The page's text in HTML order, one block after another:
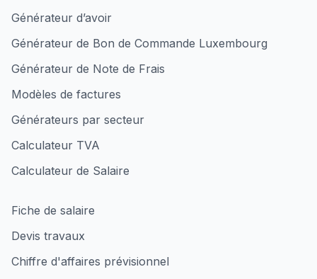
Générateur d’avoir
Générateur de Bon de Commande Luxembourg
Générateur de Note de Frais
Modèles de factures
Générateurs par secteur
Calculateur TVA
Calculateur de Salaire
Fiche de salaire
Devis travaux
Chiffre d'affaires prévisionnel